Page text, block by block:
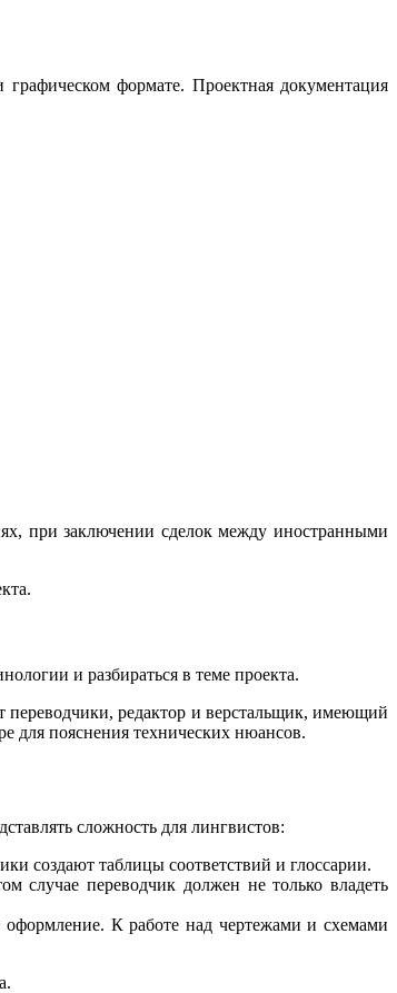
формате. Проектная документация
при заключении сделок между иностранными
и разбираться в теме проекта.
переводчики, редактор и верстальщик, имеющий
для пояснения технических нюансов.
сложность для лингвистов:
создают таблицы соответствий и глоссарии.
случае переводчик должен не только владеть
оформление. К работе над чертежами и схемами